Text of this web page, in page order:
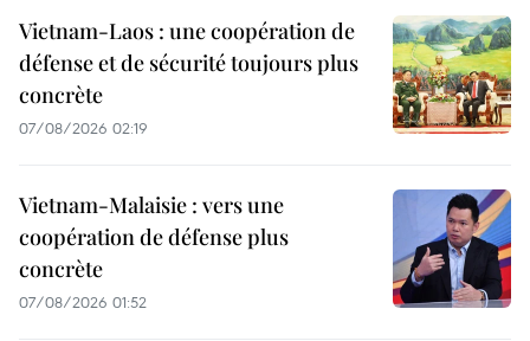
Vietnam-Laos : une coopération de
défense et de sécurité toujours plus
concrète
07/08/2026 02:19
Vietnam-Malaisie : vers une
coopération de défense plus
concrète
07/08/2026 01:52